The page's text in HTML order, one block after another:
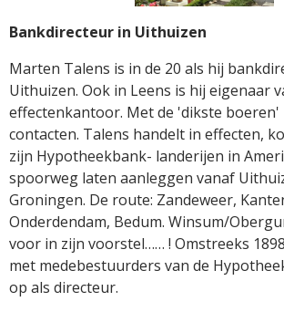
Bankdirecteur in Uithuizen
Marten Talens is in de 20 als hij
Uithuizen. Ook in Leens is hij eigenaar
effectenkantoor. Met de 'dikste boeren'
contacten. Talens handelt in effecten,
zijn Hypotheekbank- landerijen in
spoorweg laten aanleggen vanaf
Groningen. De route: Zandeweer,
Onderdendam, Bedum. Winsum/
voor in zijn voorstel…… ! Omstreeks
met medebestuurders van de
op als directeur.